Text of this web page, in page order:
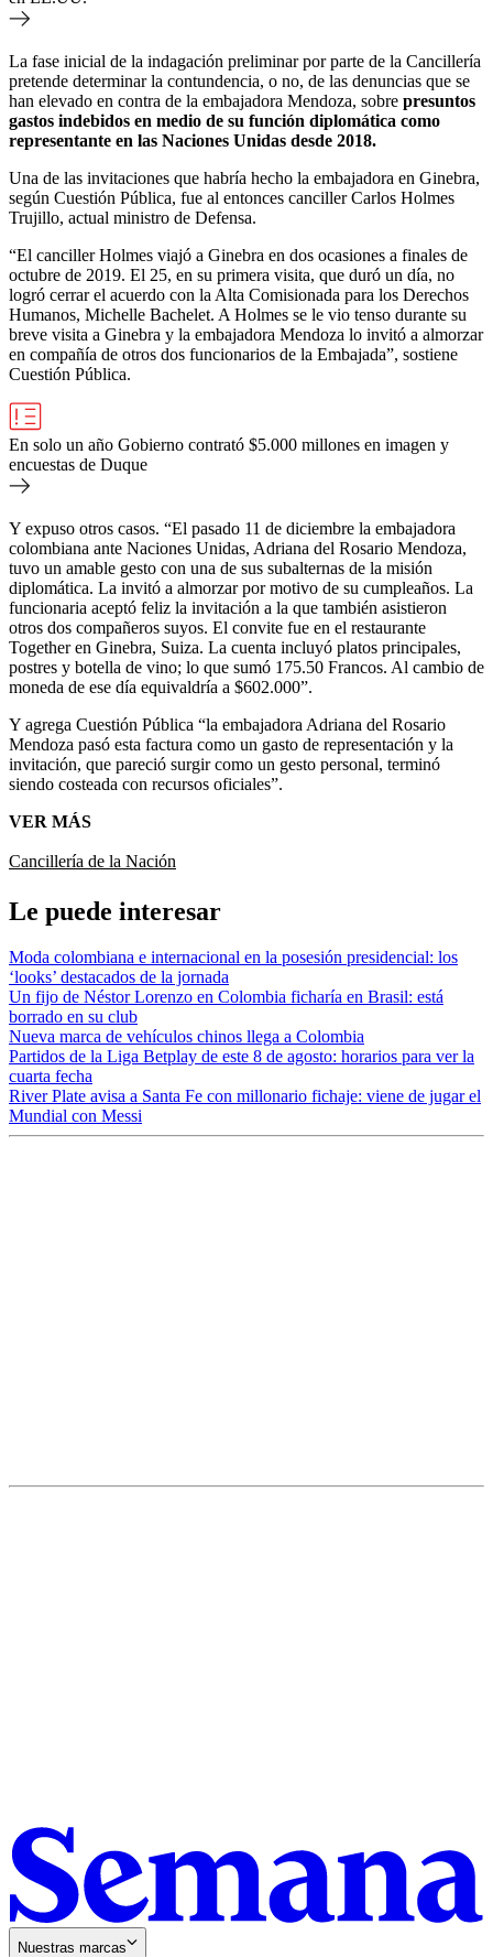
La fase inicial de la indagación preliminar por parte de la Cancillería
pretende determinar la contundencia, o no, de las denuncias que se
han elevado en contra de la embajadora Mendoza, sobre presuntos
gastos indebidos en medio de su función diplomática como
representante en las Naciones Unidas desde 2018.
Una de las invitaciones que habría hecho la embajadora en Ginebra,
según Cuestión Pública, fue al entonces canciller Carlos Holmes
Trujillo, actual ministro de Defensa.
“El canciller Holmes viajó a Ginebra en dos ocasiones a finales de
octubre de 2019. El 25, en su primera visita, que duró un día, no
logró cerrar el acuerdo con la Alta Comisionada para los Derechos
Humanos, Michelle Bachelet. A Holmes se le vio tenso durante su
breve visita a Ginebra y la embajadora Mendoza lo invitó a almorzar
en compañía de otros dos funcionarios de la Embajada”, sostiene
Cuestión Pública.
En solo un año Gobierno contrató $5.000 millones en imagen y
encuestas de Duque
Y expuso otros casos. “El pasado 11 de diciembre la embajadora
colombiana ante Naciones Unidas, Adriana del Rosario Mendoza,
tuvo un amable gesto con una de sus subalternas de la misión
diplomática. La invitó a almorzar por motivo de su cumpleaños. La
funcionaria aceptó feliz la invitación a la que también asistieron
otros dos compañeros suyos. El convite fue en el restaurante
Together en Ginebra, Suiza. La cuenta incluyó platos principales,
postres y botella de vino; lo que sumó 175.50 Francos. Al cambio de
moneda de ese día equivaldría a $602.000”.
Y agrega Cuestión Pública “la embajadora Adriana del Rosario
Mendoza pasó esta factura como un gasto de representación y la
invitación, que pareció surgir como un gesto personal, terminó
siendo costeada con recursos oficiales”.
VER MÁS
Cancillería de la Nación
Le puede interesar
Moda colombiana e internacional en la posesión presidencial: los
‘looks’ destacados de la jornada
Un fijo de Néstor Lorenzo en Colombia ficharía en Brasil: está
borrado en su club
Nueva marca de vehículos chinos llega a Colombia
Partidos de la Liga Betplay de este 8 de agosto: horarios para ver la
cuarta fecha
River Plate avisa a Santa Fe con millonario fichaje: viene de jugar el
Mundial con Messi
Nuestras marcas